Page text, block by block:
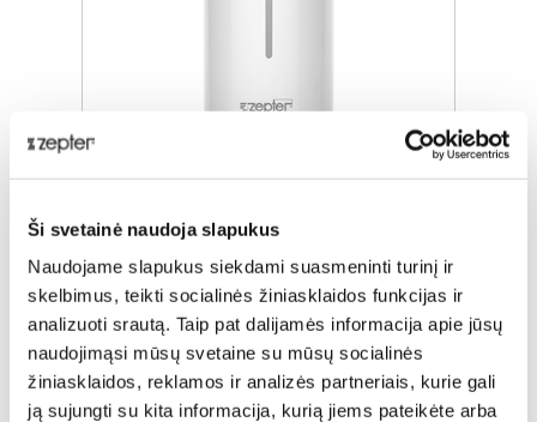
Ši svetainė naudoja slapukus
Naudojame slapukus siekdami suasmeninti turinį ir
skelbimus, teikti socialinės žiniasklaidos funkcijas ir
analizuoti srautą. Taip pat dalijamės informacija apie jūsų
naudojimąsi mūsų svetaine su mūsų socialinės
žiniasklaidos, reklamos ir analizės partneriais, kurie gali
ją sujungti su kita informacija, kurią jiems pateikėte arba
THERAPY AIR® MINISTER
Įprasta kaina
ZepterClubⓘkaina
Prisijunkite ir pirkite
nuo -5% iki -40%